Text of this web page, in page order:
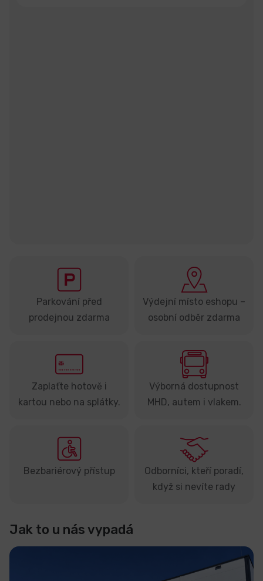
Parkování před
prodejnou zdarma
Výdejní místo eshopu –
osobní odběr zdarma
Zaplaťte hotově i
kartou nebo na splátky.
Výborná dostupnost
MHD, autem i vlakem.
Bezbariérový přístup
Odborníci, kteří poradí,
když si nevíte rady
Jak to u nás vypadá